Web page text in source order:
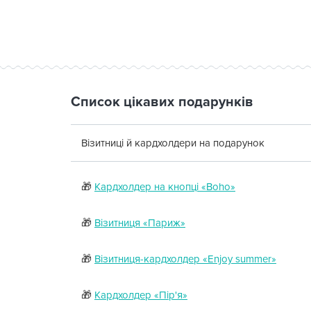
Список цікавих подарунків
Візитниці й кардхолдери на подарунок
🎁 Кардхолдер на кнопці «Boho»
🎁 Візитниця «Париж»
🎁 Візитниця-кардхолдер «Enjoy summer»
🎁 Кардхолдер «Пір'я»